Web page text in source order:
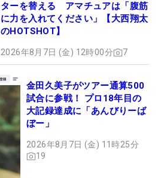
ターを替える アマチュアは「腹筋
に力を入れてください」【大西翔太
のHOTSHOT】
2026年8月7日 (金) 12時00分 7
金田久美子がツアー通算500
試合に参戦！ プロ18年目の
大記録達成に「あんびりーば
ぼー」
2026年8月7日 (金) 11時25分
19